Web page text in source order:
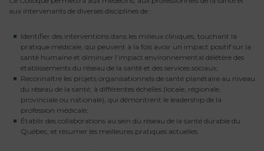
aux intervenants de diverses disciplines de :
Identifier des interventions dans les milieux cliniques, touchant la
pratique médicale, qui peuvent à la fois avoir un impact positif sur la
santé humaine et diminuer l’impact environnemental délétère des
établissements du réseau de la santé et des services sociaux;
Reconnaître les projets organisationnels de santé planétaire au niveau
du réseau de la santé, à différentes échelles (locale, régionale,
provinciale ou nationale), qui démontrent le leadership de la
profession médicale;
Établir des collaborations au sein du réseau de la santé durable du
Québec, et résumer les meilleures pratiques actuelles.